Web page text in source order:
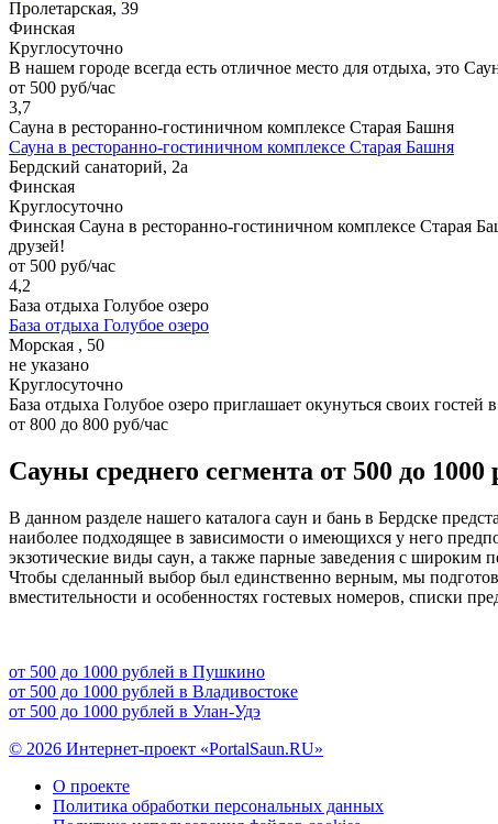
Пролетарская, 39
Финская
Круглосуточно
В нашем городе всегда есть отличное место для отдыха, это
от 500 руб/час
3,7
Сауна в ресторанно-гостиничном комплексе Старая Башня
Сауна в ресторанно-гостиничном комплексе Старая Башня
Бердский санаторий, 2а
Финская
Круглосуточно
Финская Сауна в ресторанно-гостиничном комплексе Старая
друзей!
от 500 руб/час
4,2
База отдыха Голубое озеро
База отдыха Голубое озеро
Морская , 50
не указано
Круглосуточно
База отдыха Голубое озеро приглашает окунуться своих
от 800 до 800 руб/час
Сауны среднего сегмента от 500 до 1000
В данном разделе нашего каталога саун и бань в Бердске
наиболее подходящее в зависимости о имеющихся у него
экзотические виды саун, а также парные заведения с широким
Чтобы сделанный выбор был единственно верным, мы
вместительности и особенностях гостевых номеров, списки
от 500 до 1000 рублей в Пушкино
от 500 до 1000 рублей в Владивостоке
от 500 до 1000 рублей в Улан-Удэ
© 2026 Интернет-проект «PortalSaun.RU»
О проекте
Политика обработки персональных данных